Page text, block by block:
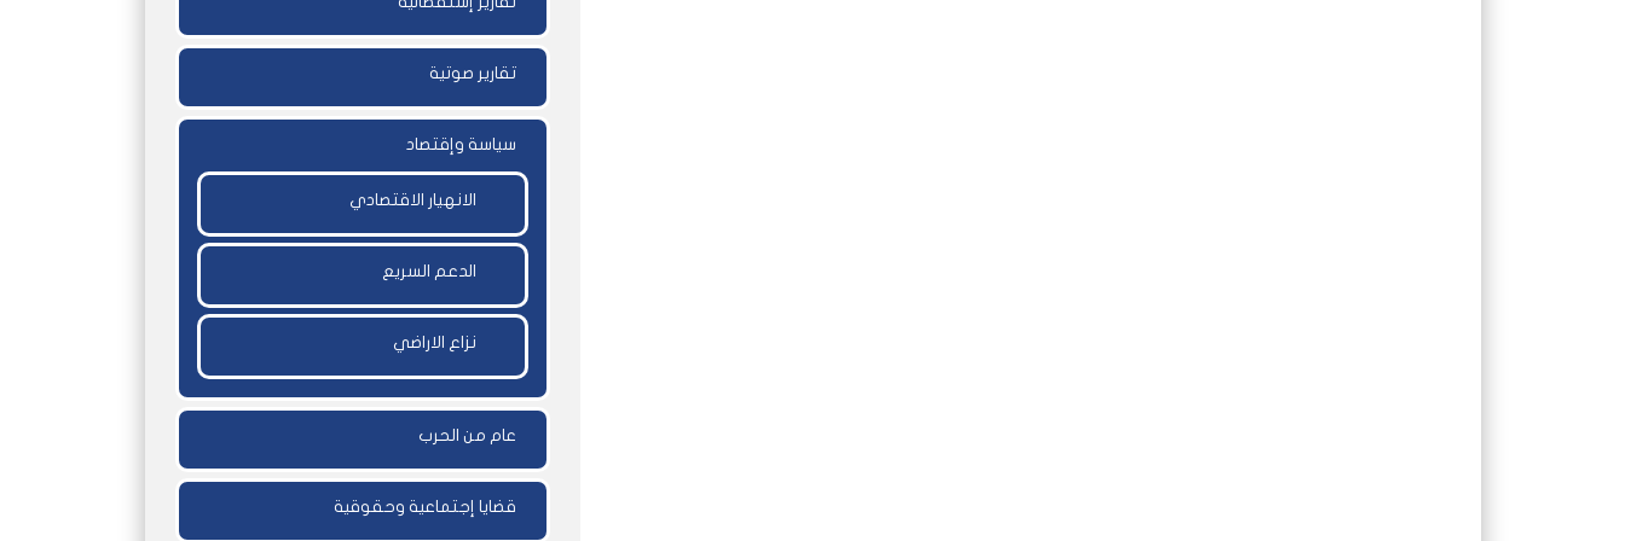
تقارير صوتية
سياسة وإقتصاد
الانهيار الاقتصادي
الدعم السريع
نزاع الاراضي
عام من الحرب
قضايا إجتماعية وحقوقية